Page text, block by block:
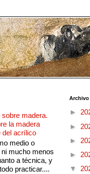
madera.
la madera
del acrílico
medio o
mucho menos
a técnica, y
practicar....
►
►
►
►
▼